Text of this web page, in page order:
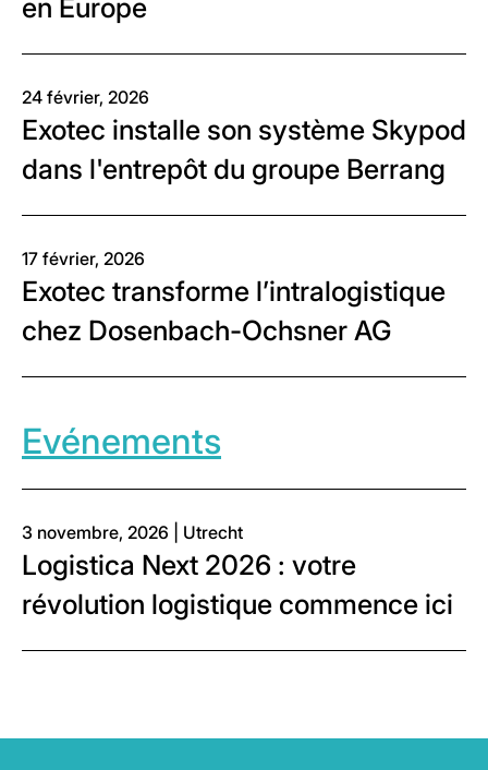
en Europe
24 février, 2026
Exotec installe son système Skypod
dans l'entrepôt du groupe Berrang
17 février, 2026
Exotec transforme l’intralogistique
chez Dosenbach-Ochsner AG
Evénements
3 novembre, 2026 | Utrecht
Logistica Next 2026 : votre
révolution logistique commence ici